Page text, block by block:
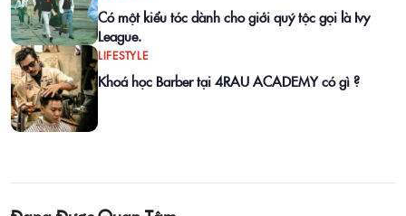
Có một kiểu tóc dành cho giới quý tộc gọi là Ivy
League.
LIFESTYLE
Khoá học Barber tại 4RAU ACADEMY có gì ?